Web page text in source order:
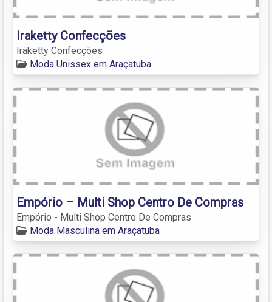
Iraketty Confecções
Iraketty Confecções
Moda Unissex em Araçatuba
Empório – Multi Shop Centro De Compras
Empório - Multi Shop Centro De Compras
Moda Masculina em Araçatuba